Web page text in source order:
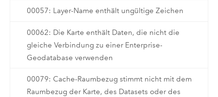
00057: Layer-Name enthält ungültige Zeichen
00062: Die Karte enthält Daten, die nicht die
gleiche Verbindung zu einer Enterprise-
Geodatabase verwenden
00079: Cache-Raumbezug stimmt nicht mit dem
Raumbezug der Karte, des Datasets oder des